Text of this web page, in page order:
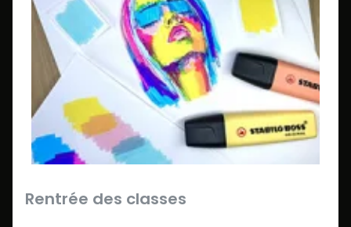
Rentrée des classes